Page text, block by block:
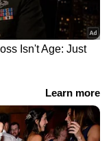
ഈടാക്കില്ല.
നിന്ന് ഈ പ്ലാൻ
ഇലക്ട്രിക്